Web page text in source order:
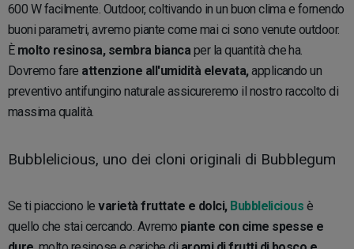
600 W facilmente. Outdoor, coltivando in un buon clima e fornendo
buoni parametri, avremo piante come mai ci sono venute outdoor.
È molto resinosa, sembra bianca per la quantità che ha.
Dovremo fare attenzione all'umidità elevata,applicando un
preventivo antifungino naturale assicureremo il nostro raccolto di
massima qualità.
Bubblelicious, uno dei cloni originali di Bubblegum
Se ti piacciono levarietà fruttate e dolci, Bubblelicious è
quello che stai cercando. Avremo piante con cime spesse e